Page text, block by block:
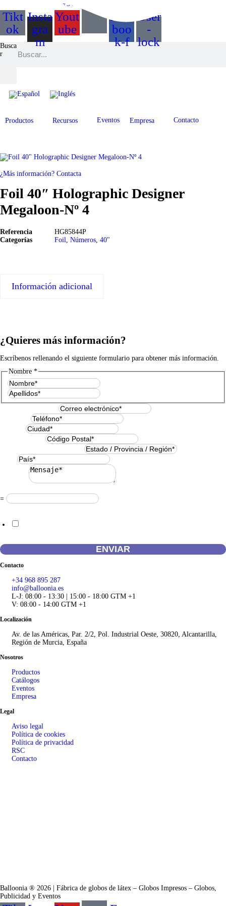
+34 968 895 287
Tikt
ok
Insta
gra
m
Yout
ube
Face
boo
k-f
User
-
lock
Busca
r
Productos Recursos Eventos Empresa Contacto
¿Más información? Contacta
Foil 40″ Holographic Designer
Megaloon-Nº 4
Referencia
HG85844P
Categorías
Foil, Números, 40"
Información adicional
¿Quieres más información?
Escríbenos rellenando el siguiente formulario para obtener más información.
Nombre *
Nombre
Apellidos
=
ENVIAR
Contacto
+34 968 895 287
info@balloonia.es
L-J: 08:00 - 13:30 | 15:00 - 18:00 GTM +1
V: 08:00 - 14:00 GTM +1
Localización
Av. de las Américas, Par. 2/2, Pol. Industrial Oeste, 30820, Alcantarilla,
Región de Murcia, España
Nosotros
Productos
Catálogos
Eventos
Empresa
Legal
Aviso legal
Política de cookies
Política de privacidad
RSC
Contacto
Balloonia ® 2026 | Fábrica de globos de látex – Globos Impresos – Globos,
Publicidad y Eventos